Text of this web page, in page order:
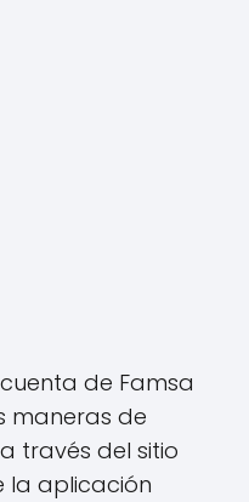
de Famsa
maneras de
través del sitio
la aplicación